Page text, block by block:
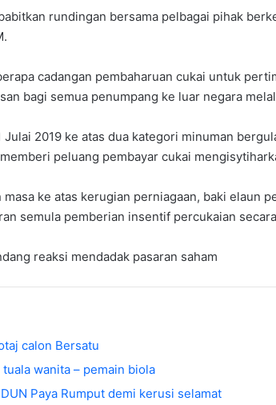
rundingan bersama pelbagai pihak
cadangan pembaharuan cukai untuk
bagi semua penumpang ke luar negara
2019 ke atas dua kategori minuman
peluang pembayar cukai
ke atas kerugian perniagaan, baki
semula pemberian insentif percukaian
reaksi mendadak pasaran saham
calon Bersatu
wanita – pemain biola
Paya Rumput demi kerusi selamat